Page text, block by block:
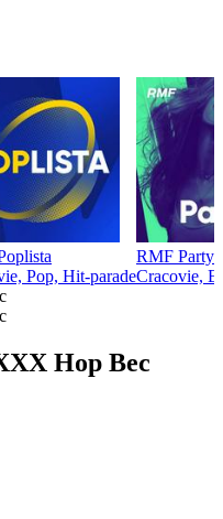
Pop, Hit-parade
RMF Party
Cracovie,
Hop Bec